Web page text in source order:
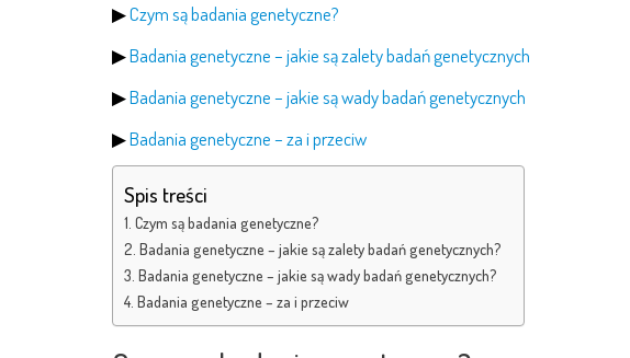
▶Czym są badania genetyczne?
▶Badania genetyczne – jakie są zalety badań genetycznych
▶Badania genetyczne – jakie są wady badań genetycznych
▶Badania genetyczne – za i przeciw
Spis treści
Czym są badania genetyczne?
Badania genetyczne – jakie są zalety badań genetycznych?
Badania genetyczne – jakie są wady badań genetycznych?
Badania genetyczne – za i przeciw